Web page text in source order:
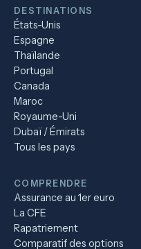
DESTINATIONS
États-Unis
Espagne
Thaïlande
Portugal
Canada
Maroc
Royaume-Uni
Dubaï / Émirats
Tous les pays
COMPRENDRE
Assurance au 1er euro
La CFE
Rapatriement
Comparatif des options